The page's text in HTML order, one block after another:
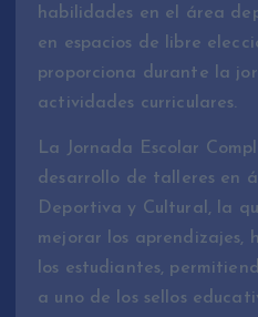
habilidades en el área
en espacios de libre
proporciona durante la
actividades curriculares.
La Jornada Escolar
desarrollo de talleres en
Deportiva y Cultural, la
mejorar los aprendizajes,
los estudiantes,
a uno de los sellos